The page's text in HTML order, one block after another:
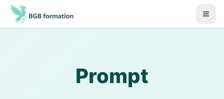
Aller au contenu principal
Prompt